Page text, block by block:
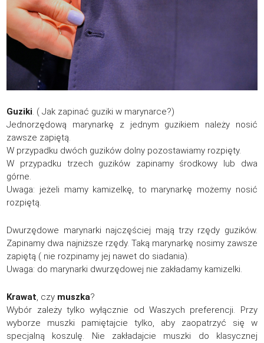
Guziki. ( Jak zapinać guziki w marynarce?)
Jednorzędową marynarkę z jednym guzikiem należy nosić
zawsze zapiętą.
W przypadku dwóch guzików dolny pozostawiamy rozpięty.
W przypadku trzech guzików zapinamy środkowy lub dwa
górne.
Uwaga: jeżeli mamy kamizelkę, to marynarkę możemy nosić
rozpiętą.
Dwurzędowe marynarki najczęściej mają trzy rzędy guzików.
Zapinamy dwa najniższe rzędy. Taką marynarkę nosimy zawsze
zapiętą ( nie rozpinamy jej nawet do siadania).
Uwaga: do marynarki dwurzędowej nie zakładamy kamizelki.
Krawat, czy muszka?
Wybór zależy tylko wyłącznie od Waszych preferencji. Przy
wyborze muszki pamiętajcie tylko, aby zaopatrzyć się w
specjalną koszulę. Nie zakładajcie muszki do klasycznej